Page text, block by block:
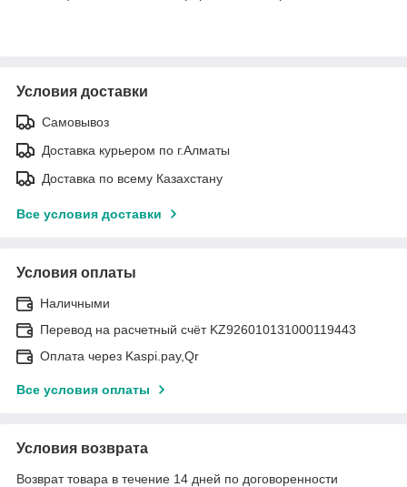
Условия доставки
Самовывоз
Доставка курьером по г.Алматы
Доставка по всему Казахстану
Все условия доставки
Условия оплаты
Наличными
Перевод на расчетный счёт KZ926010131000119443
Оплата через Kaspi.pay,Qr
Все условия оплаты
Условия возврата
Возврат товара в течение 14 дней по договоренности